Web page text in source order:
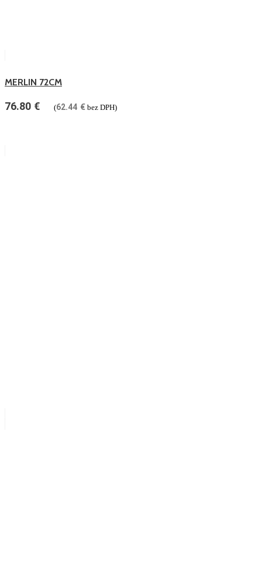
MERLIN 72CM
76.80 € (62.44 € bez DPH)